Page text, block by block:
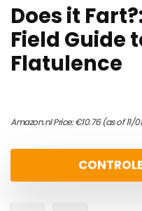
Does it
Field Guide
Flatulence
Amazon.nl Price:€10.76(as of 11/